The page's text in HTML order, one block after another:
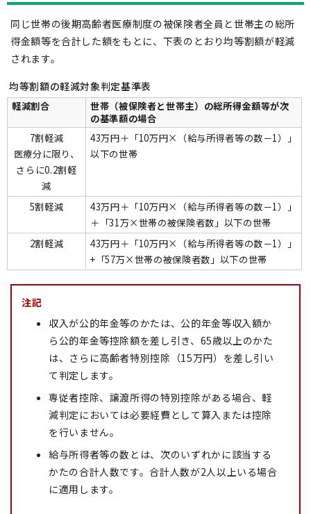
同じ世帯の後期高齢者医療制度の被保険者全員と世帯主の総所
得金額等を合計した額をもとに、下表のとおり均等割額が軽減
されます。
均等割額の軽減対象判定基準表
軽減割合
世帯（被保険者と世帯主）の総所得金額等が次
の基準額の場合
7割軽減
医療分に限り、
さらに0.2割軽
減
43万円＋「10万円×（給与所得者等の数－1）」
以下の世帯
5割軽減
43万円＋「10万円×（給与所得者等の数－1）」
＋「31万×世帯の被保険者数」以下の世帯
2割軽減
43万円＋「10万円×（給与所得者等の数－1）」
+「57万×世帯の被保険者数」以下の世帯
注記
収入が公的年金等のかたは、公的年金等収入額か
ら公的年金等控除額を差し引き、65歳以上のかた
は、さらに高齢者特別控除（15万円）を差し引い
て判定します。
専従者控除、譲渡所得の特別控除がある場合、軽
減判定においては必要経費として算入または控除
を行いません。
給与所得者等の数とは、次のいずれかに該当する
かたの合計人数です。合計人数が2人以上いる場合
に適用します。